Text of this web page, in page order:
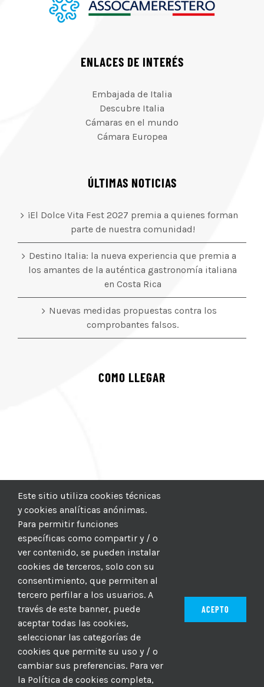
ENLACES DE INTERÉS
Embajada de Italia
Descubre Italia
Cámaras en el mundo
Cámara Europea
ÚLTIMAS NOTICIAS
¡El Dolce Vita Fest 2027 premia a quienes forman
parte de nuestra comunidad!
Destino Italia: la nueva experiencia que premia a
los amantes de la auténtica gastronomía italiana
en Costa Rica
Nuevas medidas propuestas contra los
comprobantes falsos.
COMO LLEGAR
© 2012–2025 |CICIC| Hosting: Hosting Para PYMES
MBAGIO.COM
| Todos los derechos reservados
Este sitio utiliza cookies técnicas
y cookies analíticas anónimas.
Para permitir funciones
específicas como compartir y / o
ver contenido, se pueden instalar
cookies de terceros, solo con su
consentimiento, que permiten al
tercero perfilar a los usuarios. A
través de este banner, puede
aceptar todas las cookies,
seleccionar las categorías de
cookies que permite su uso y / o
cambiar sus preferencias. Para ver
la Política de cookies completa,
ACEPTO